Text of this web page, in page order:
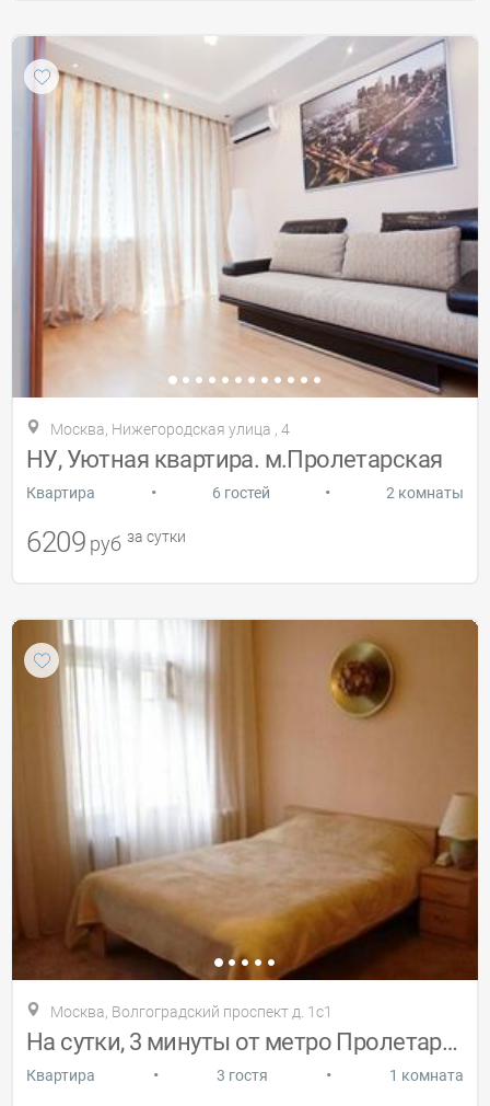
Москва, Нижегородская улица , 4
НУ, Уютная квартира. м.Пролетарская
Квартира • 6 гостей • 2 комнаты
6209 руб за сутки
Москва, Волгоградский проспект д. 1с1
На сутки, 3 минуты от метро Пролетарская
Квартира • 3 гостя • 1 комната